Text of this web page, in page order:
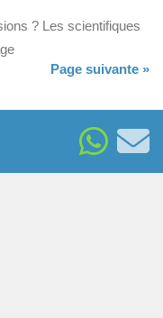
? Les scientifiques
Page suivante »